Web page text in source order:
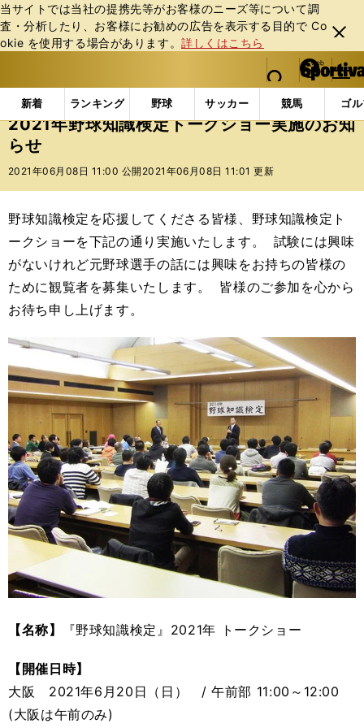
当サイトでは当社の提携先等がお客様のニーズ等について調
査・分析したり、お客様にお勧めの広告を表⽰する⽬的で Co
okie を使⽤する場合があります。詳しくはこちら
閉じ
る
web Sportiva (webスポルティーバ)
検索
マイペ
ー
ジ
メニュ
新着 ランキング 野球 サッカー 競馬 ゴ
b
ス
ポ
ル
バ
インフォメーション その他 2021年野球知識検定ト
2021年野球知識検定トークショー実施のお知
らせ
2021年06月08日 11:00 公開 2021年06月08日 11:01 更新
野球知識検定を応援してくださる皆様、野球知識検定ト
ークショーを下記の通り実施いたします。 試験には興味
がないけれど元野球選手の話には興味をお持ちの皆様の
ために観覧者を募集いたします。 皆様のご参加を心から
お待ち申し上げます。
【名称】 『野球知識検定』2021年 トークショー
【開催日時】
大阪 2021年6月20日（日） / 午前部 11:00～12:00
(大阪は午前のみ)